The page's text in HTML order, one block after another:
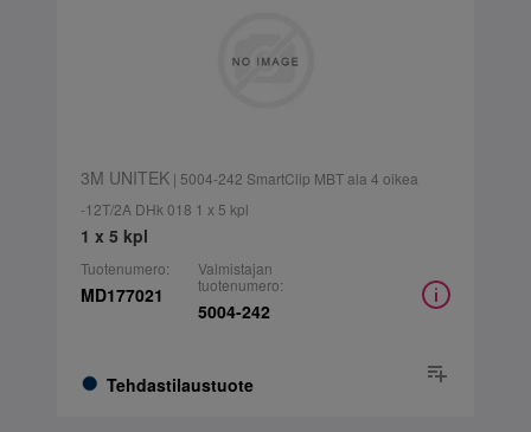
3M UNITEK| 5004-242 SmartClip MBT ala 4 oikea
-12T/2A DHk 018 1 x 5 kpl
1 x 5 kpl
Tuotenumero:
MD177021
Tehdastilaustuote
Valmistajan
tuotenumero:
5004-242